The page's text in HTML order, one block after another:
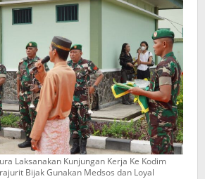
dan
Loyal
Laksanakan Kunjungan Kerja Ke Kodim
Bijak Gunakan Medsos dan Loyal